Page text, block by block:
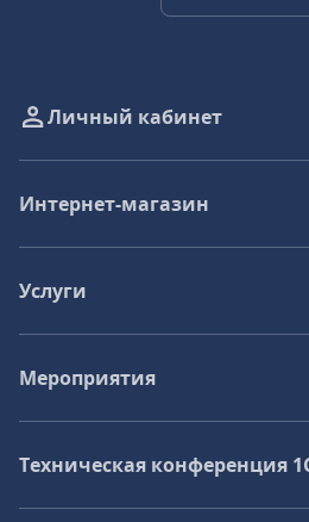
Личный кабинет
Интернет-магазин
Услуги
Мероприятия
Техническая конференция